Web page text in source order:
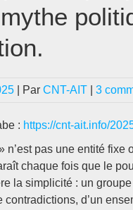
mythe
| Par CNT-AIT 3
: https://cnt-ait.info/
n’est pas une entité
chaque fois que le
la simplicité : un
contradictions, d’un